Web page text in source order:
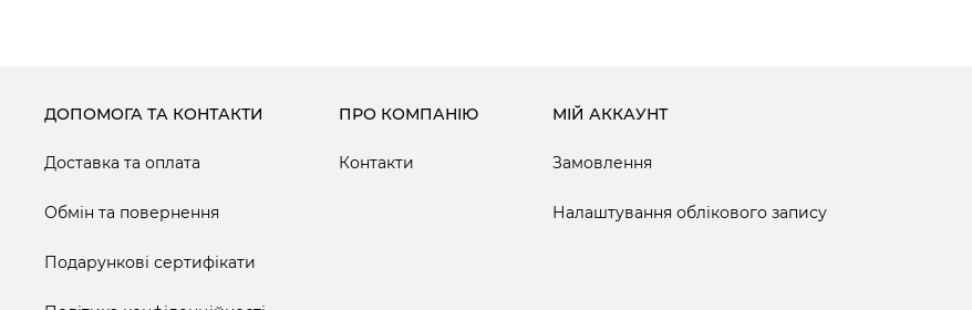
ДОПОМОГА ТА КОНТАКТИ
Доставка та оплата
Обмін та повернення
Подарункові сертифікати
ПРО КОМПАНІЮ
Контакти
МІЙ АККАУНТ
Замовлення
Налаштування облікового запису